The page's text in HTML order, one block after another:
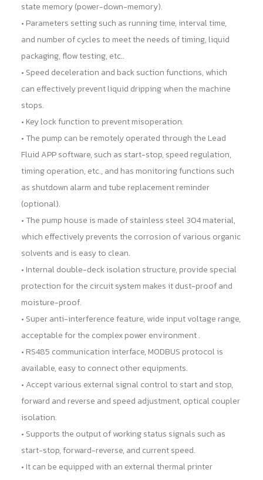
state memory (power-down-memory).
• Parameters setting such as running time, interval time,
and number of cycles to meet the needs of timing, liquid
packaging, flow testing, etc..
• Speed deceleration and back suction functions, which
can effectively prevent liquid dripping when the machine
stops.
• Key lock function to prevent misoperation.
• The pump can be remotely operated through the Lead
Fluid APP software, such as start-stop, speed regulation,
timing operation, etc., and has monitoring functions such
as shutdown alarm and tube replacement reminder
(optional).
• The pump house is made of stainless steel 304 material,
which effectively prevents the corrosion of various organic
solvents and is easy to clean.
• Internal double-deck isolation structure, provide special
protection for the circuit system makes it dust-proof and
moisture-proof.
• Super anti-interference feature, wide input voltage range,
acceptable for the complex power environment .
• RS485 communication interface, MODBUS protocol is
available, easy to connect other equipments.
• Accept various external signal control to start and stop,
forward and reverse and speed adjustment, optical coupler
isolation.
• Supports the output of working status signals such as
start-stop, forward-reverse, and current speed.
• It can be equipped with an external thermal printer